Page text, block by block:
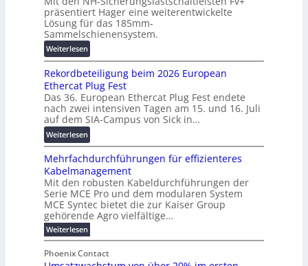
T
r
a
n
s
p
a
r
e
n
z
:
F
o
r
s
h
u
n
g
s
f
r
d
e
r
u
n
g
b
a
-
X
2
0
2
7
w
i
r
d
z
u
m
E
n
e
r
g
präsentiert Hager eine weiterentwickelte
Lösung für das 185mm-
Sammelschienensystem.
Weiterlesen:
W
e
i
t
e
r
e
n
t
w
i
c
k
e
l
e
Rekordbeteiligung beim 2026 European
Ethercat Plug Fest
Das 36. European Ethercat Plug Fest endete
nach zwei intensiven Tagen am 15. und 16. Juli
auf dem SIA-Campus von Sick in…
Weiterlesen:
R
e
k
o
r
d
b
e
t
e
Mehrfachdurchführungen für effizienteres
Kabelmanagement
Mit den robusten Kabeldurchführungen der
Serie MCE Pro und dem modularen System
MCE Syntec bietet die zur Kaiser Group
gehörende Agro vielfältige…
Weiterlesen:
M
h
Phoenix Contact